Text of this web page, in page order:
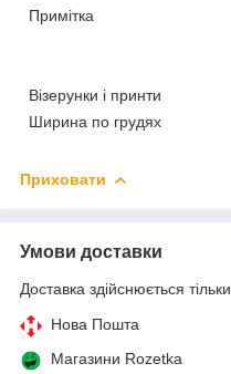
Примітка
Візерунки і принти
Ширина по грудях
Приховати
Умови доставки
Доставка здійснюється
Нова Пошта
Магазини Rozetka